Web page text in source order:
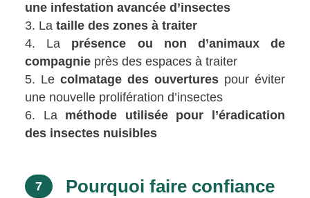
une infestation avancée d’insectes
La taille des zones à traiter
La présence ou non d’animaux de
compagnie près des espaces à traiter
Le colmatage des ouverturespour éviter
une nouvelle prolifération d’insectes
Laméthode utilisée pour l’éradication
des insectes nuisibles
7
Pourquoi faire confiance